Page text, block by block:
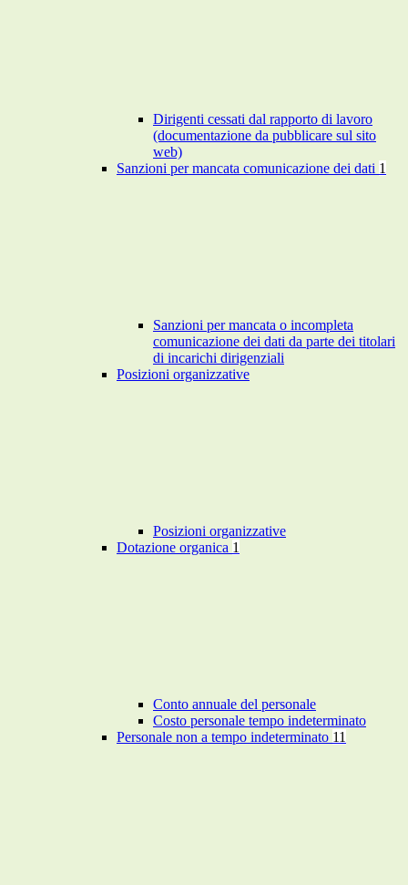
Dirigenti cessati dal rapporto di lavoro
(documentazione da pubblicare sul sito
web)
Sanzioni per mancata comunicazione dei dati 1
Sanzioni per mancata o incompleta
comunicazione dei dati da parte dei titolari
di incarichi dirigenziali
Posizioni organizzative
Posizioni organizzative
Dotazione organica 1
Conto annuale del personale
Costo personale tempo indeterminato
Personale non a tempo indeterminato 11